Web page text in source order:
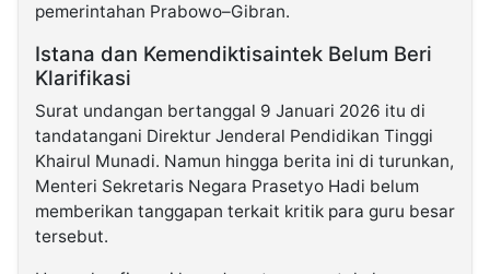
pemerintahan Prabowo–Gibran.
Istana dan Kemendiktisaintek Belum Beri
Klarifikasi
Surat undangan bertanggal 9 Januari 2026 itu di
tandatangani Direktur Jenderal Pendidikan Tinggi
Khairul Munadi. Namun hingga berita ini di turunkan,
Menteri Sekretaris Negara Prasetyo Hadi belum
memberikan tanggapan terkait kritik para guru besar
tersebut.